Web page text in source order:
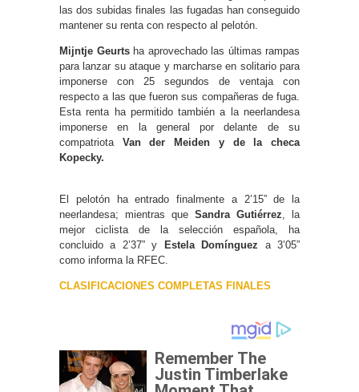
las dos subidas finales las fugadas han conseguido
mantener su renta con respecto al pelotón.
Mijntje Geurtsha aprovechado las últimas rampas
para lanzar su ataque y marcharse en solitario para
imponerse con 25 segundos de ventaja con
respecto a las que fueron sus compañeras de fuga.
Esta renta ha permitido también a la neerlandesa
imponerse en la general por delante de su
compatriota Van der Meiden y de la checa
Kopecky.
El pelotón ha entrado finalmente a 2’15” de la
neerlandesa; mientras que Sandra Gutiérrez , la
mejor ciclista de la selección española, ha
concluido a 2’37” y
Estela Domínguez a 3’05”
como informa la RFEC.
CLASIFICACIONES COMPLETAS FINALES